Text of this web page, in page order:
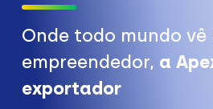
Onde todo mundo vê
empreendedor, a
exportador